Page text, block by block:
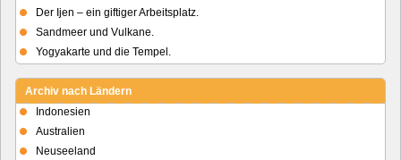
Der Ijen – ein giftiger Arbeitsplatz.
Sandmeer und Vulkane.
Yogyakarte und die Tempel.
Archiv nach Ländern
Indonesien
Australien
Neuseeland